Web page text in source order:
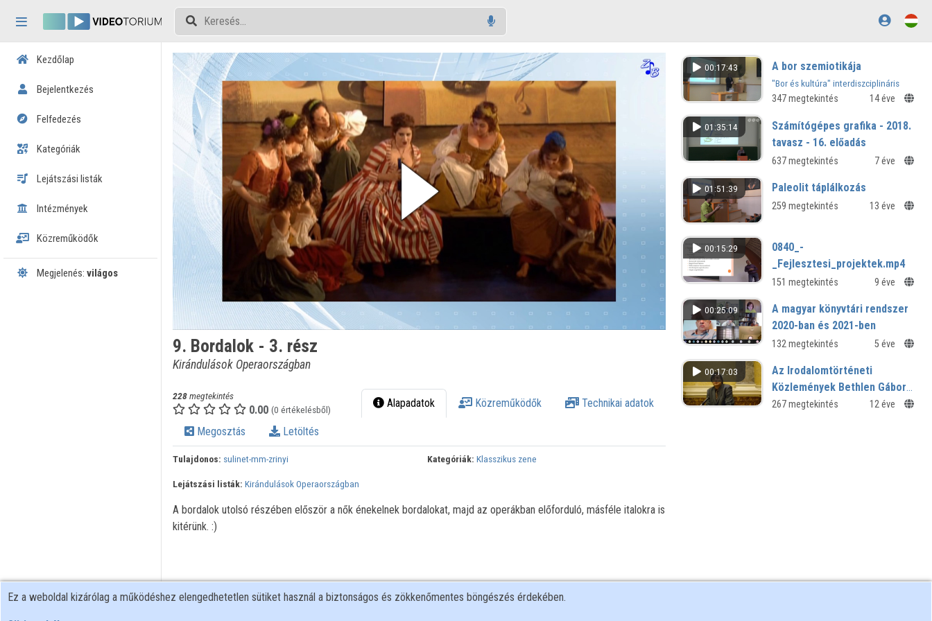
Tartalom kihagyása
Kezdőlap
Bejelentkezés
Felfedezés
Kategóriák
Lejátszási listák
Intézmények
Közreműködők
Megjelenés: világos
9. Bordalok - 3. rész
Kirándulások Operaországban
228megtekintés
0.00 (0 értékelésből) Alapadatok Közreműködők Technikai adatok
Megosztás Letöltés
Tulajdonos: sulinet-mm-zrinyi Kategóriák: Klasszikus zene
Lejátszási listák: Kirándulások Operaországban
A bordalok utolsó részében először a nők énekelnek bordalokat, majd az operákban előforduló, másféle italokra is
kitérünk. :)
00:17:43 A bor szemiotikája
"Bor és kultúra" interdiszciplináris
konferencia
347 megtekintés 14 éve
01:35:14
Számítógépes grafika - 2018.
tavasz - 16. előadás
637 megtekintés 7 éve
01:51:39 Paleolit táplálkozás
259 megtekintés 13 éve
00:15:29
0840_-
_Fejlesztesi_projektek.mp4
151 megtekintés 9 éve
00:25:09
A magyar könyvtári rendszer
2020-ban és 2021-ben
132 megtekintés 5 éve
00:17:03
Az Irodalomtörténeti
Közlemények Bethlen Gábor-
évfordulóra készült
267 megtekintés 12 éve
Ez a weboldal kizárólag a működéshez elengedhetetlen sütiket használ a biztonságos és zökkenőmentes böngészés érdekében.